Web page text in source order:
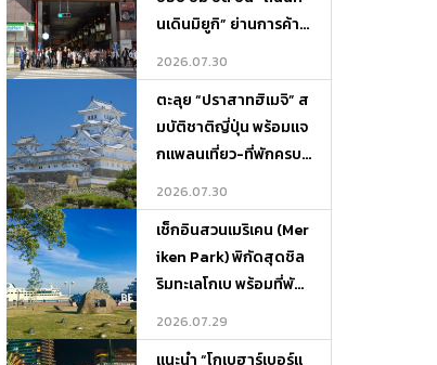
นเดินมิยูกิ” ย่านการค้าสุ
2026.07.30
ตะลุย “ปราสาทฮิเมจิ” ส
มบัติชาติญี่ปุ่น พร้อมแจ
กแพลนเที่ยว-ที่พักครบจ
2026.07.30
เช็กอินสวนเมริเคน (Mer
iken Park) พิกัดสุดชิล
ริมทะเลโกเบ พร้อมที่พัก
วรอบเกาะ
2026.07.29
แนะนำ “โกเบฮาร์เบอร์แ